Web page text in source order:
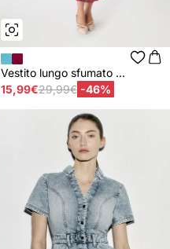
Vestito lungo sfumato ...
15,99€29,99€ -46%